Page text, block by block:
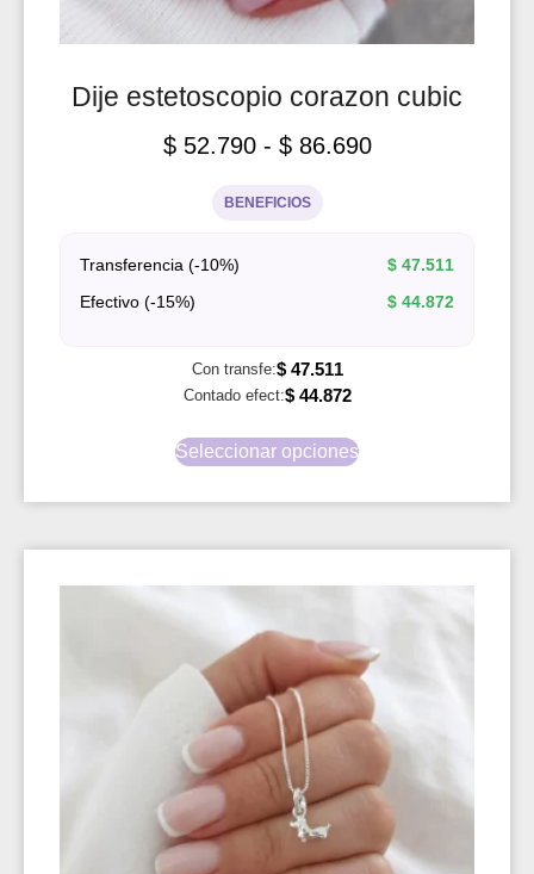
Dije estetoscopio corazon cubic
$52.790 - $86.690
BENEFICIOS
Transferencia (-10%) $ 47.511
Efectivo (-15%)
$ 44.872
Con transfe:$47.511
Contado efect:$44.872
Seleccionar opciones